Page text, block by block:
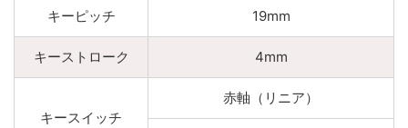
キーピッチ 19mm
キーストローク 4mm
キースイッチ
赤軸（リニア）